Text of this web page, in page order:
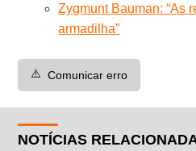
Zygmunt Bauman: “As
armadilha”
⚠️ Comunicar erro
NOTÍCIAS